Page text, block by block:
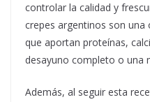
controlar la calidad y
crepes argentinos son una
que aportan proteínas,
desayuno completo o una
Además, al seguir esta